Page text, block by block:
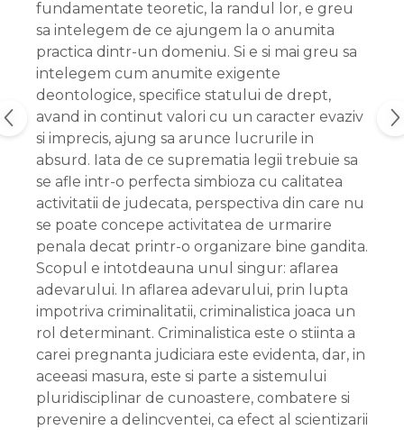
fundamentate teoretic, la randul lor, e greu
sa intelegem de ce ajungem la o anumita
practica dintr-un domeniu. Si e si mai greu sa
intelegem cum anumite exigente
deontologice, specifice statului de drept,
avand in continut valori cu un caracter evaziv
si imprecis, ajung sa arunce lucrurile in
absurd. Iata de ce suprematia legii trebuie sa
se afle intr-o perfecta simbioza cu calitatea
activitatii de judecata, perspectiva din care nu
se poate concepe activitatea de urmarire
penala decat printr-o organizare bine gandita.
Scopul e intotdeauna unul singur: aflarea
adevarului. In aflarea adevarului, prin lupta
impotriva criminalitatii, criminalistica joaca un
rol determinant. Criminalistica este o stiinta a
carei pregnanta judiciara este evidenta, dar, in
aceeasi masura, este si parte a sistemului
pluridisciplinar de cunoastere, combatere si
prevenire a delincventei, ca efect al scientizarii